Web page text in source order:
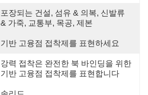
포장되는 건설, 섬유 & 의복, 신발류
& 가죽, 교통부, 목공, 제본
기반 고융점 접착제를 표현하세요
강력 접착은 완전한 북 바인딩을 위한
기반 고융점 접착제를 표현합니다